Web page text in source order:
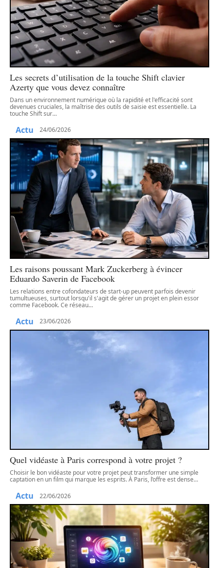
Les secrets d’utilisation de la touche Shift clavier
Azerty que vous devez connaître
Dans un environnement numérique où la rapidité et l'efficacité sont
devenues cruciales, la maîtrise des outils de saisie est essentielle. La
touche Shift sur…
Actu 24/06/2026
Les raisons poussant Mark Zuckerberg à évincer
Eduardo Saverin de Facebook
Les relations entre cofondateurs de start-up peuvent parfois devenir
tumultueuses, surtout lorsqu'il s'agit de gérer un projet en plein essor
comme Facebook. Ce réseau…
Actu 23/06/2026
Quel vidéaste à Paris correspond à votre projet ?
Choisir le bon vidéaste pour votre projet peut transformer une simple
captation en un film qui marque les esprits. À Paris, l’offre est dense…
Actu 22/06/2026